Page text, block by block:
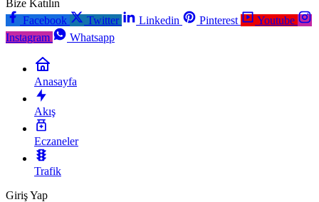
Bize Katılın
Facebook
Twitter Linkedin Pinterest
Youtube
Instagram
Whatsapp
Anasayfa
Akış
Eczaneler
Trafik
Giriş Yap